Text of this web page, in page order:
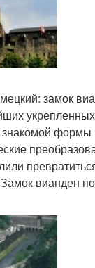
замок
знакомой
вианден